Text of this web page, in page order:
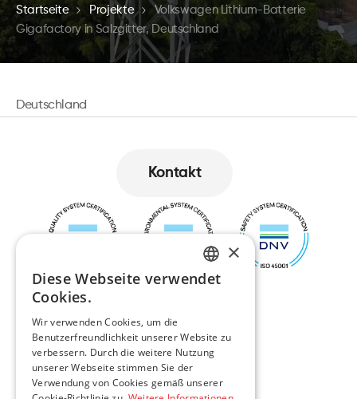
Startseite Projekte
Volkswagen Lithium-Batterie
Gigafactory in Salzgitter, Deutschland
Deutschland
Kontakt
ENGLISH
PL
DE
×
Diese Webseite verwendet
Cookies.
Wir verwenden Cookies, um die
Benutzerfreundlichkeit unserer Website zu
verbessern. Durch die weitere Nutzung
unserer Webseite stimmen Sie der
Verwendung von Cookies gemäß unserer